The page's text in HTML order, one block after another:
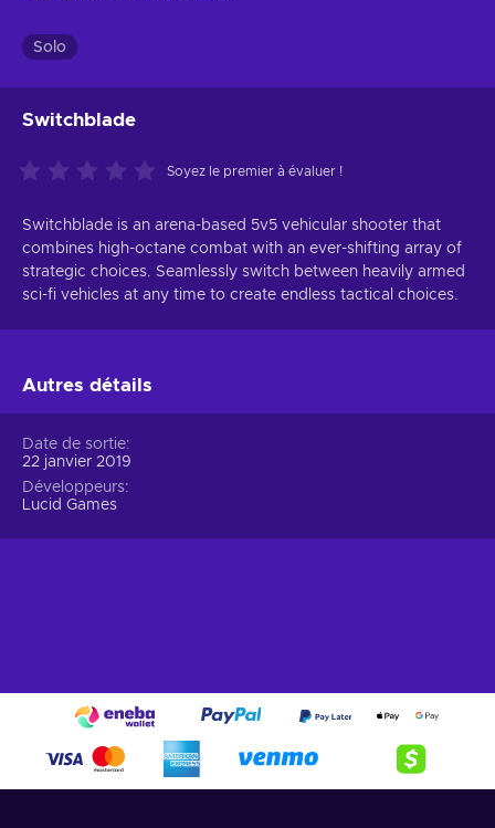
Solo
Switchblade
Soyez le premier à évaluer !
Switchblade is an arena-based 5v5 vehicular shooter that
combines high-octane combat with an ever-shifting array of
strategic choices. Seamlessly switch between heavily armed
sci-fi vehicles at any time to create endless tactical choices.
Autres détails
Date de sortie
22 janvier 2019
Développeurs
Lucid Games